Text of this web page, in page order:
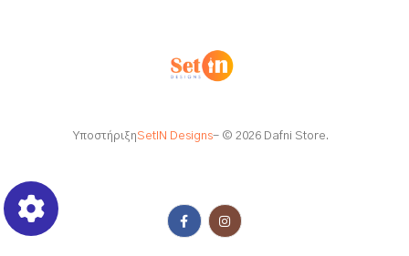
ΥποστήριξηSetIN Designs- © 2026 Dafni Store.